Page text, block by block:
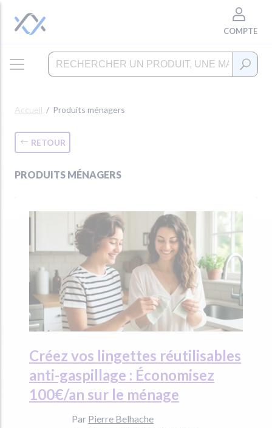
COMPTE
Accueil Produits ménagers
RETOUR
PRODUITS MÉNAGERS
Créez vos lingettes réutilisables
anti-gaspillage : Économisez
100€/an sur le ménage
Par Pierre Belhache